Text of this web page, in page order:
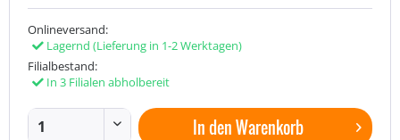
Onlineversand:
Lagernd (Lieferung in 1-2 Werktagen)
Filialbestand:
In 3 Filialen abholbereit
In denWarenkorb